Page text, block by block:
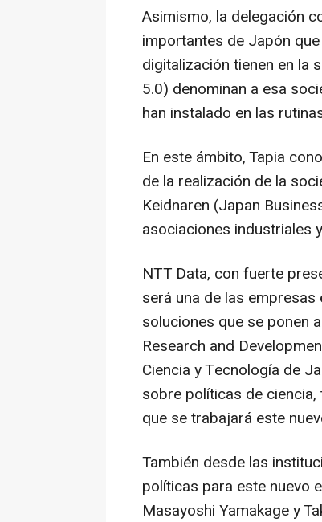
Asimismo, la delegación
importantes de Japón
digitalización tienen en la
5.0) denominan a esa
han instalado en las
En este ámbito, Tapia
de la realización de la
Keidnaren (Japan
asociaciones industriales
NTT Data, con fuerte
será una de las
soluciones que se ponen
Research and
Ciencia y Tecnología de
sobre políticas de
que se trabajará este
También desde las
políticas para este nuevo
Masayoshi Yamakage y